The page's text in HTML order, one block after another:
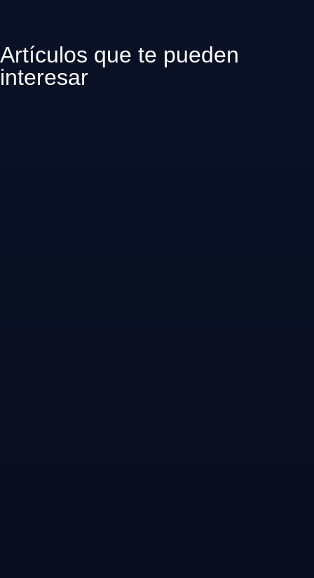
Artículos que te pueden
interesar